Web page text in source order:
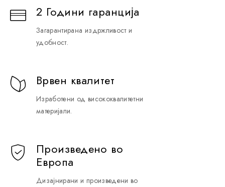
2 Години гаранција
Загарантирана издржливост и
удобност.
Врвен квалитет
Изработени од висококвалитетни
материјали.
Произведено во
Европа
Дизајнирани и произведени во